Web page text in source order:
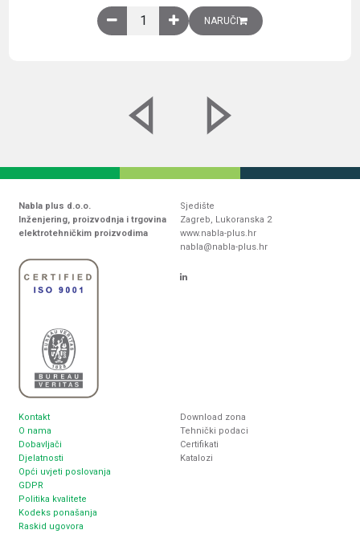
Obična montažna ploča V1000xŠ800mm,
NARUČI
Nabla plus d.o.o.
Inženjering, proizvodnja i trgovina
elektrotehničkim proizvodima
Sjedište
Zagreb, Lukoranska 2
www.nabla-plus.hr
nabla@nabla-plus.hr
Kontakt
O nama
Dobavljači
Djelatnosti
Opći uvjeti poslovanja
GDPR
Politika kvalitete
Kodeks ponašanja
Raskid ugovora
Download zona
Tehnički podaci
Certifikati
Katalozi